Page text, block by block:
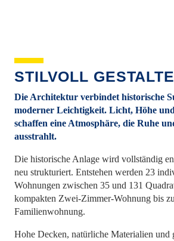
STILVOLL
Die Architektur verbindet historische
moderner Leichtigkeit. Licht, Höhe
schaffen eine Atmosphäre, die Ruhe
ausstrahlt.
Die historische Anlage wird vollständig
neu strukturiert. Entstehen werden 23
Wohnungen zwischen 35 und 131
kompakten Zwei-Zimmer-Wohnung bis
Familienwohnung.
Hohe Decken, natürliche Materialien und